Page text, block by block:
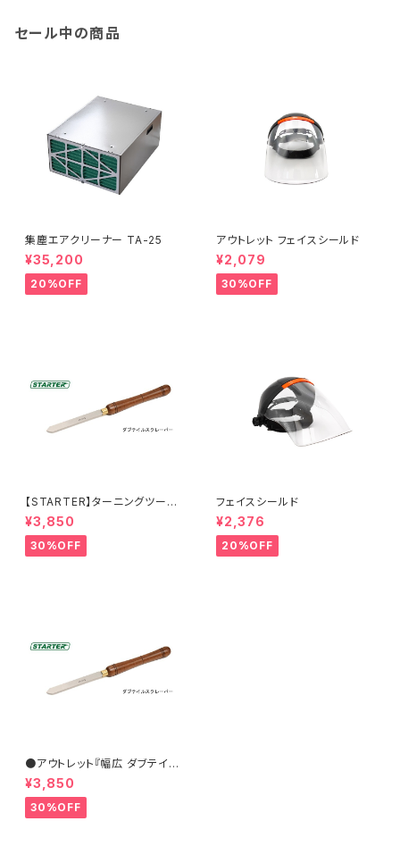
セール中の商品
集塵エアクリーナー TA-25
¥35,200
20%OFF
アウトレット フェイスシールド
¥2,079
30%OFF
【STARTER】ターニングツール
『ダブテイルスクレーパー 25×
6.5mm 』ハイス鋼 旋盤用刃物
¥3,850
30%OFF
フェイスシールド
¥2,376
20%OFF
●アウトレット『幅広 ダブテイル
スクレーパー 31×6.5mm』【ST
ARTER】ターニングツール ハイ
ス鋼 旋盤用刃物 ウッドターニン
グ 訳あり
¥3,850
30%OFF